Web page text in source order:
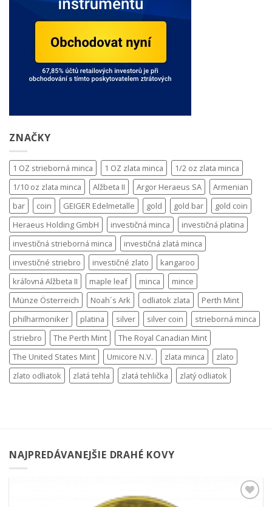
ZNAČKY
1 OZ strieborná minca 1 OZ zlata minca
1/2 oz zlata minca
1/10 oz zlata minca
Alžbeta II Argor Heraeus SA
Armenian
bar
coin GEIGER Edelmetalle gold gold bar
gold coin
Heraeus Holding GmbH
investičná minca
investičná platina
investičná strieborná minca
investičná zlatá minca
investičné striebro
investičné zlato
kangaroo
kráľovná Alžbeta II
maple leaf minca
mince
Münze Österreich
Noah´s Ark odliatok zlata
Perth Mint
philharmoniker
platina silver silver coin
strieborná minca
striebro
The Perth Mint
The Royal Canadian Mint
The United States Mint
Umicore N.V. zlata minca
zlato
zlato odliatok
zlatá tehla zlatá tehlička zlatý odliatok
NAJPREDÁVANEJŠIE DRAHÉ KOVY